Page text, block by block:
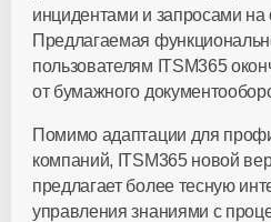
инцидентами и запросами
Предлагаемая
пользователям ITSM365
от бумажного
Помимо адаптации для
компаний, ITSM365 новой
предлагает более тесную
управления знаниями с